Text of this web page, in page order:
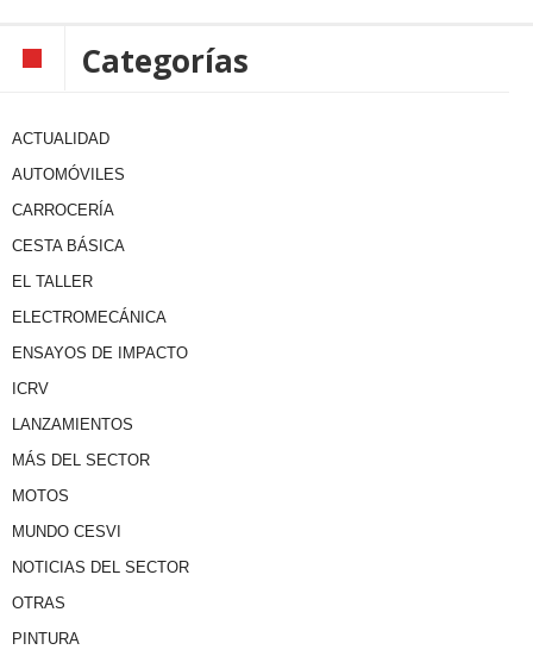
Categorías
ACTUALIDAD
AUTOMÓVILES
CARROCERÍA
CESTA BÁSICA
EL TALLER
ELECTROMECÁNICA
ENSAYOS DE IMPACTO
ICRV
LANZAMIENTOS
MÁS DEL SECTOR
MOTOS
MUNDO CESVI
NOTICIAS DEL SECTOR
OTRAS
PINTURA